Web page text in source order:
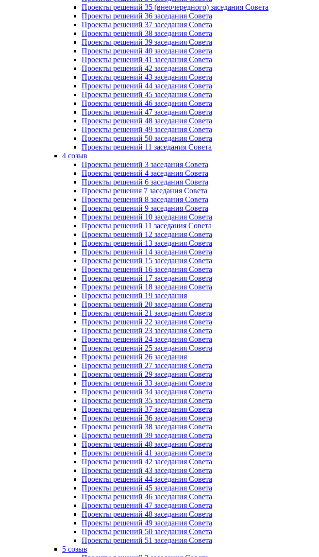
Проекты решений 35 (внеочередного) заседания Совета
Проекты решений 36 заседания Совета
Проекты решений 37 заседания Совета
Проекты решений 38 заседания Совета
Проекты решений 39 заседания Совета
Проекты решений 40 заседания Совета
Проекты решений 41 заседания Совета
Проекты решений 42 заседания Совета
Проекты решений 43 заседания Совета
Проекты решений 44 заседания Совета
Проекты решений 45 заседания Совета
Проекты решений 46 заседания Совета
Проекты решений 47 заседания Совета
Проекты решений 48 заседания Совета
Проекты решений 49 заседания Совета
Проекты решений 50 заседания Совета
Проекты решений 11 заседания Совета
4 созыв
Проекты решений 3 заседания Совета
Проекты решений 4 заседания Совета
Проекты решений 6 заседания Совета
Проекты решения 7 заседания Совета
Проекты решений 8 заседания Совета
Проекты решений 9 заседания Совета
Проекты решений 10 заседания Совета
Проекты решений 11 заседания Совета
Проекты решений 12 заседания Совета
Проекты решений 13 заседания Совета
Проекты решений 14 заседания Совета
Проекты решений 15 заседания Совета
Проекты решений 16 заседания Совета
Проекты решений 17 заседания Совета
Проекты решений 18 заседания Совета
Проекты решений 19 заседания
Проекты решений 20 заседания Совета
Проекты решений 21 заседания Совета
Проекты решений 22 заседания Совета
Проекты решений 23 заседания Совета
Проекты решений 24 заседания Совета
Проекты решений 25 заседания Совета
Проекты решений 26 заседания
Проекты решений 27 заседания Совета
Проекты решений 29 заседания Совета
Проекты решений 33 заседания Совета
Проекты решений 34 заседания Совета
Проекты решений 35 заседания Совета
Проекты решений 37 заседания Совета
Проекты решений 36 заседания Совета
Проекты решений 38 заседания Совета
Проекты решений 39 заседания Совета
Проекты решений 40 заседания Совета
Проекты решений 41 заседания Совета
Проекты решений 42 заседания Совета
Проекты решений 43 заседания Совета
Проекты решений 44 заседания Совета
Проекты решений 45 заседания Совета
Проекты решений 46 заседания Совета
Проекты решений 47 заседания Совета
Проекты решений 48 заседания Совета
Проекты решений 49 заседания Совета
Проекты решений 50 заседания Совета
Проекты решений 51 заседания Совета
5 созыв